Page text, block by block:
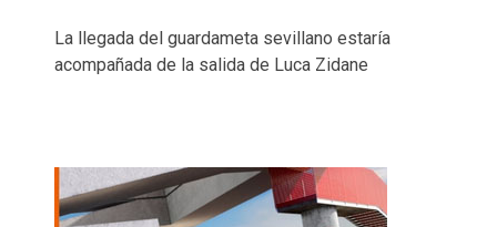
La llegada del guardameta sevillano estaría
acompañada de la salida de Luca Zidane